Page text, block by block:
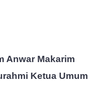
Anwar Makarim
Ketua Umum